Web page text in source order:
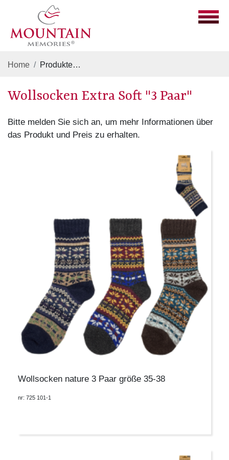
Home Produkte
Wollsocken Extra Soft "3 Paar"
Bitte melden Sie sich an, um mehr Informationen über
das Produkt und Preis zu erhalten.
Wollsocken nature 3 Paar größe 35-38
nr: 725 101-1